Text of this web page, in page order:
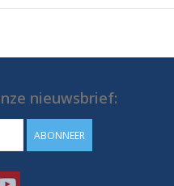
nieuwsbrief:
ABONNEER